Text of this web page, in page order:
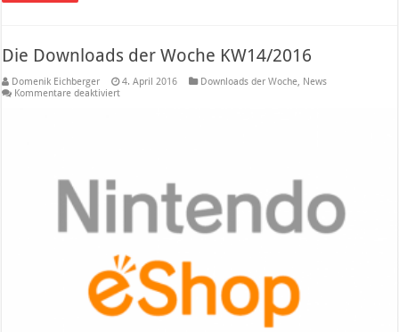
Die Downloads der Woche KW14/2016
Domenik Eichberger 4. April 2016 Downloads der Woche, News
Kommentare deaktiviertfür